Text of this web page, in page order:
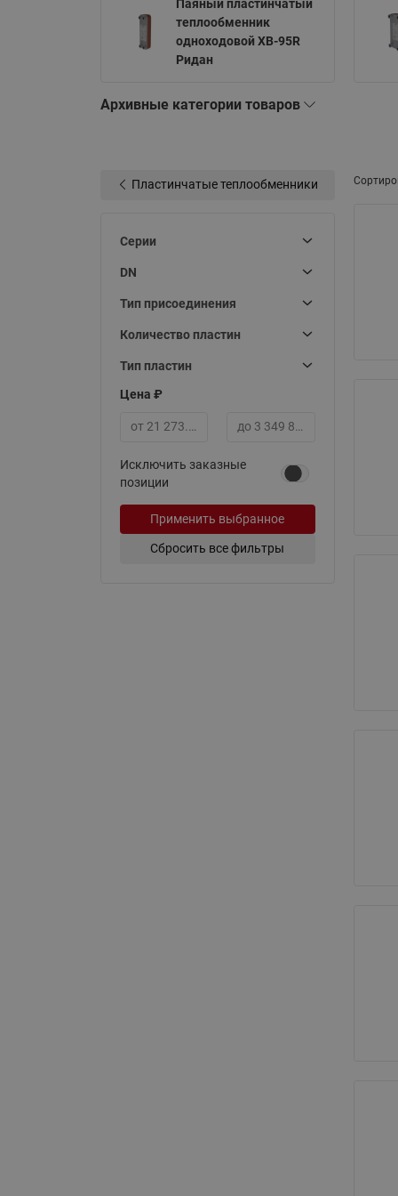
Системы водоснабжения
Электрообогрев
Паяный пластинчатый
теплообменник
одноходовой XB-95R
Ридан
Архивные категории товаров
Пластинчатые теплообменники
Серии
DN
Тип присоединения
Количество пластин
Тип пластин
Цена ₽
Исключить заказные
позиции
Применить выбранное
Сбросить все фильтры